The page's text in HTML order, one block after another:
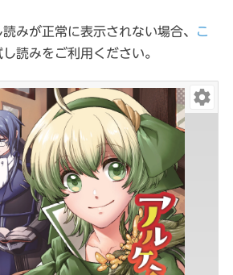
みが正常に表示されない場合、
こ
読みをご利用ください。